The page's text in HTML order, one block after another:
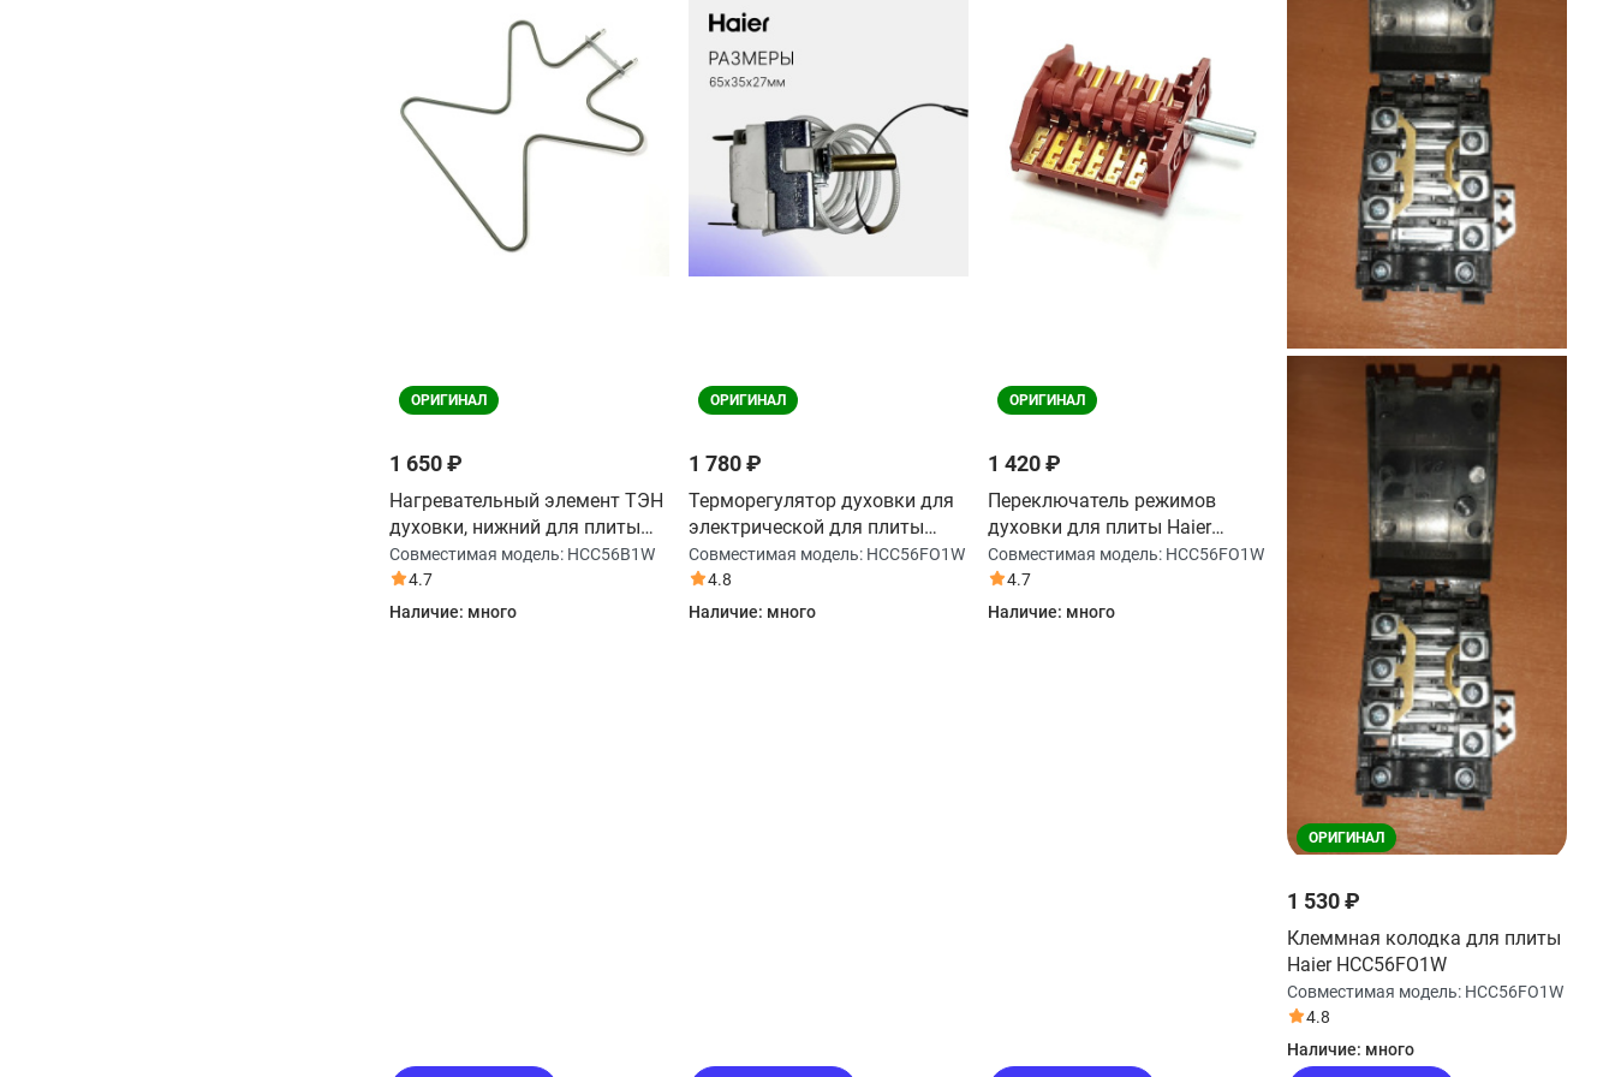
ОРИГИНАЛ
1 650 ₽
Нагревательный элемент ТЭН
духовки, нижний для плиты
Haier HCC56B1W
Совместимая модель: HCC56B1W
4.7
Наличие: много
ОРИГИНАЛ
1 780 ₽
Терморегулятор духовки для
электрической для плиты
Haier HCC56FO1W
Совместимая модель: HCC56FO1W
4.8
Наличие: много
ОРИГИНАЛ
1 420 ₽
Переключатель режимов
духовки для плиты Haier
HCC56FO1W
Совместимая модель: HCC56FO1W
4.7
Наличие: много
ОРИГИНАЛ
1 530 ₽
Клеммная колодка для плиты
Haier HCC56FO1W
Совместимая модель: HCC56FO1W
4.8
Наличие: много